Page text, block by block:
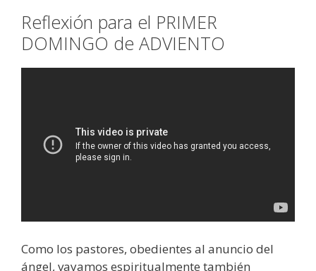
Reflexión para el PRIMER
DOMINGO de ADVIENTO
Como los pastores, obedientes al anuncio del
ángel, vayamos espiritualmente también